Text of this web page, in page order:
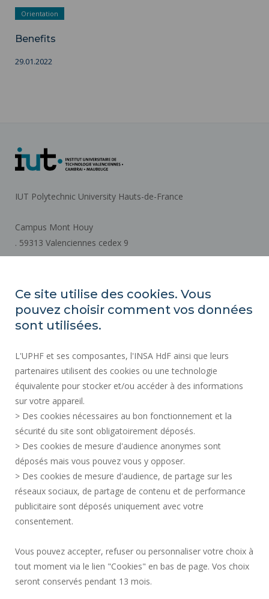
Orientation
Benefits
29.01.2022
IUT Polytechnic University Hauts-de-France
Campus Mont Houy
. 59313 Valenciennes cedex 9
REGULATORY ACTS
PUBLIC PROCUREMENT
LEGAL INFORMATION
PRESS AREA
RECRUITMENTS
SITE MAP
PERSONAL DATA
ACCESSIBILITY
COOKIE MANAGEMENT
Join us !
Ce site utilise des cookies. Vous
pouvez choisir comment vos données
sont utilisées.
L'UPHF et ses composantes, l'INSA HdF ainsi que leurs
partenaires utilisent des cookies ou une technologie
équivalente pour stocker et/ou accéder à des informations
sur votre appareil.
> Des cookies nécessaires au bon fonctionnement et la
sécurité du site sont obligatoirement déposés.
> Des cookies de mesure d'audience anonymes sont
déposés mais vous pouvez vous y opposer.
> Des cookies de mesure d'audience, de partage sur les
réseaux sociaux, de partage de contenu et de performance
publicitaire sont déposés uniquement avec votre
consentement.
Vous pouvez accepter, refuser ou personnaliser votre choix à
tout moment via le lien "Cookies" en bas de page. Vos choix
seront conservés pendant 13 mois.